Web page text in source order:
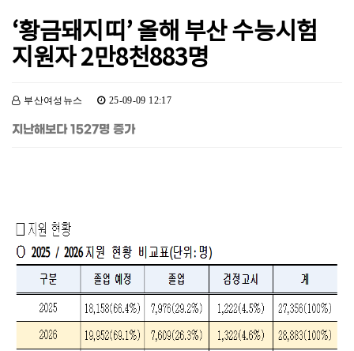
‘황금돼지띠’ 올해 부산 수능시험
지원자 2만8천883명
부산여성뉴스 25-09-09 12:17
지난해보다 1527명 증가